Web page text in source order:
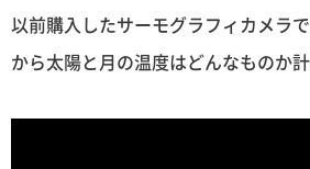
以前購入したサーモグラフィカメラ
から太陽と月の温度はどんなものか